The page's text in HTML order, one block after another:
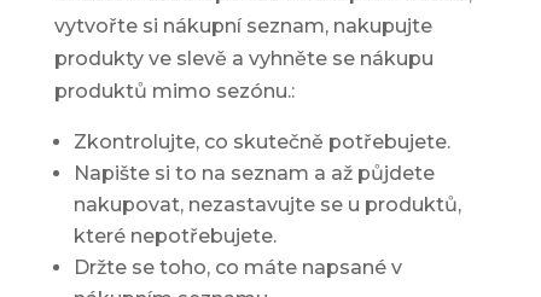
vytvořte si nákupní seznam, nakupujte
produkty ve slevě a vyhněte se nákupu
produktů mimo sezónu.:
Zkontrolujte, co skutečně potřebujete.
Napište si to na seznam a až půjdete
nakupovat, nezastavujte se u produktů,
které nepotřebujete.
Držte se toho, co máte napsané v